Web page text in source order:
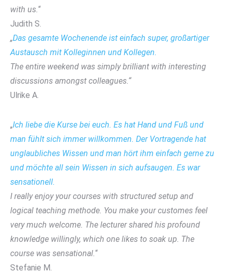
with us.“
Judith S.
„Das gesamte Wochenende ist einfach super, großartiger
Austausch mit Kolleginnen und Kollegen.
The entire weekend was simply brilliant with interesting
discussions amongst colleagues.“
Ulrike A.
„Ich liebe die Kurse bei euch. Es hat Hand und Fuß und
man fühlt sich immer willkommen. Der Vortragende hat
unglaubliches Wissen und man hört ihm einfach gerne zu
und möchte all sein Wissen in sich aufsaugen. Es war
sensationell.
I really enjoy your courses with structured setup and
logical teaching methode. You make your customes feel
very much welcome. The lecturer shared his profound
knowledge willingly, which one likes to soak up. The
course was sensational.“
Stefanie M.